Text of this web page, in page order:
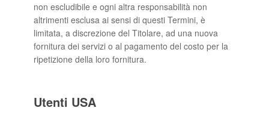
non escludibile e ogni altra responsabilità non
altrimenti esclusa ai sensi di questi Termini, è
limitata, a discrezione del Titolare, ad una nuova
fornitura dei servizi o al pagamento del costo per la
ripetizione della loro fornitura.
Utenti USA